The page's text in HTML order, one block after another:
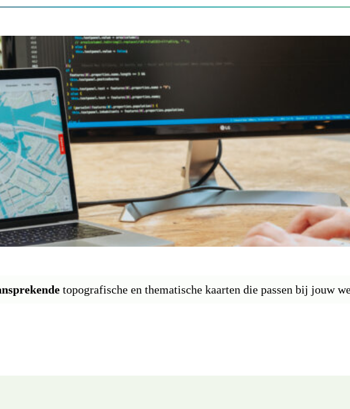
topografische en thematische kaarten die passen bij jouw